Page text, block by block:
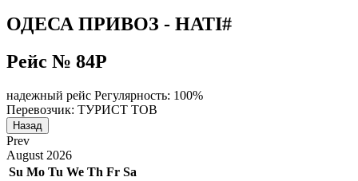
ОДЕСА ПРИВОЗ - НАТІ#
Рейс № 84Р
надежный рейс Регулярность: 100%
Перевозчик: ТУРИСТ ТОВ
Назад
Prev
August 2026
Su Mo Tu We Th Fr Sa